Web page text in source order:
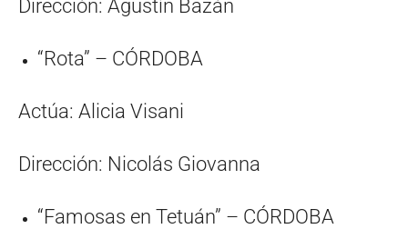
Dirección: Agustín Bazán
“Rota” – CÓRDOBA
Actúa: Alicia Visani
Dirección: Nicolás Giovanna
“Famosas en Tetuán” – CÓRDOBA